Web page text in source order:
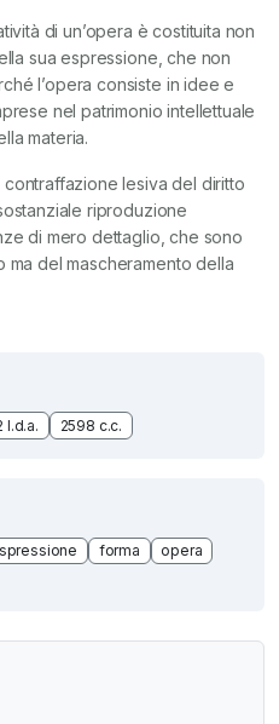
di un’opera è costituita non
sua espressione, che non
l’opera consiste in idee e
nel patrimonio intellettuale
materia.
lesiva del diritto
riproduzione
di mero dettaglio, che sono
del mascheramento della
l.d.a. 2598 c.c.
forma
opera